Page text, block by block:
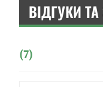
ВІДГУКИ
(7)